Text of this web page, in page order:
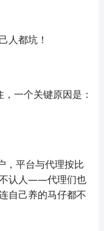
人都坑！
一个关键原因是：
，平台与代理按比
不认人——代理们也
自己养的马仔都不